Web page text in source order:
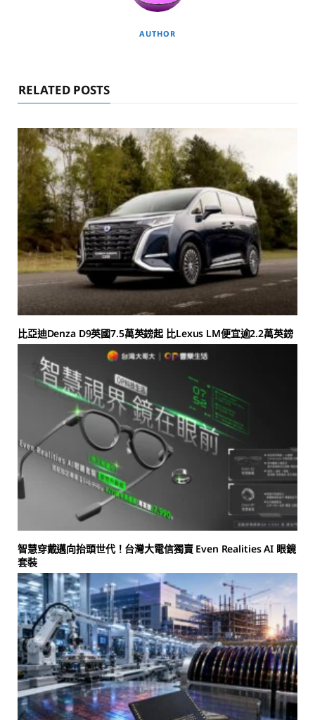
AUTHOR
RELATED POSTS
比亞迪Denza D9英國7.5萬英鎊起 比Lexus LM便宜逾2.2萬英鎊
智慧穿戴邁向抬頭世代！台灣大電信獨賣 Even Realities AI 眼鏡
套裝